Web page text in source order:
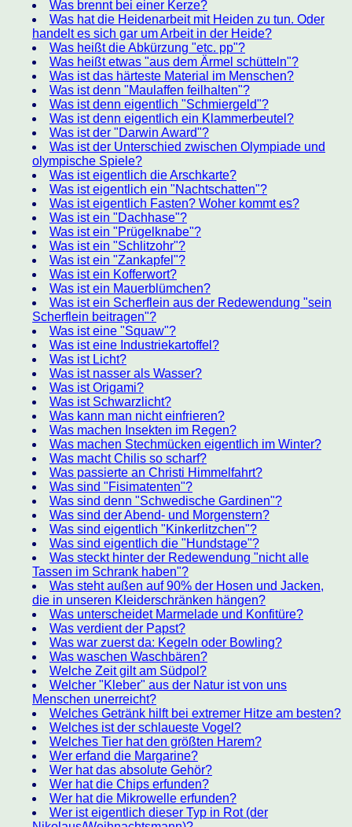
Was brennt bei einer Kerze?
Was hat die Heidenarbeit mit Heiden zu tun. Oder
handelt es sich gar um Arbeit in der Heide?
Was heißt die Abkürzung "etc. pp"?
Was heißt etwas "aus dem Ärmel schütteln"?
Was ist das härteste Material im Menschen?
Was ist denn "Maulaffen feilhalten"?
Was ist denn eigentlich "Schmiergeld"?
Was ist denn eigentlich ein Klammerbeutel?
Was ist der "Darwin Award"?
Was ist der Unterschied zwischen Olympiade und
olympische Spiele?
Was ist eigentlich die Arschkarte?
Was ist eigentlich ein "Nachtschatten"?
Was ist eigentlich Fasten? Woher kommt es?
Was ist ein "Dachhase"?
Was ist ein "Prügelknabe"?
Was ist ein "Schlitzohr"?
Was ist ein "Zankapfel"?
Was ist ein Kofferwort?
Was ist ein Mauerblümchen?
Was ist ein Scherflein aus der Redewendung "sein
Scherflein beitragen"?
Was ist eine "Squaw"?
Was ist eine Industriekartoffel?
Was ist Licht?
Was ist nasser als Wasser?
Was ist Origami?
Was ist Schwarzlicht?
Was kann man nicht einfrieren?
Was machen Insekten im Regen?
Was machen Stechmücken eigentlich im Winter?
Was macht Chilis so scharf?
Was passierte an Christi Himmelfahrt?
Was sind "Fisimatenten"?
Was sind denn "Schwedische Gardinen"?
Was sind der Abend- und Morgenstern?
Was sind eigentlich "Kinkerlitzchen"?
Was sind eigentlich die "Hundstage"?
Was steckt hinter der Redewendung "nicht alle
Tassen im Schrank haben"?
Was steht außen auf 90% der Hosen und Jacken,
die in unseren Kleiderschränken hängen?
Was unterscheidet Marmelade und Konfitüre?
Was verdient der Papst?
Was war zuerst da: Kegeln oder Bowling?
Was waschen Waschbären?
Welche Zeit gilt am Südpol?
Welcher "Kleber" aus der Natur ist von uns
Menschen unerreicht?
Welches Getränk hilft bei extremer Hitze am besten?
Welches ist der schlaueste Vogel?
Welches Tier hat den größten Harem?
Wer erfand die Margarine?
Wer hat das absolute Gehör?
Wer hat die Chips erfunden?
Wer hat die Mikrowelle erfunden?
Wer ist eigentlich dieser Typ in Rot (der